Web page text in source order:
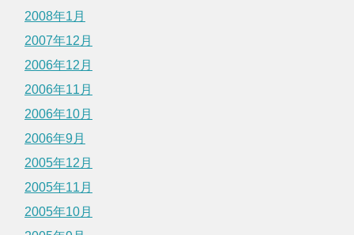
2008年1月
2007年12月
2006年12月
2006年11月
2006年10月
2006年9月
2005年12月
2005年11月
2005年10月